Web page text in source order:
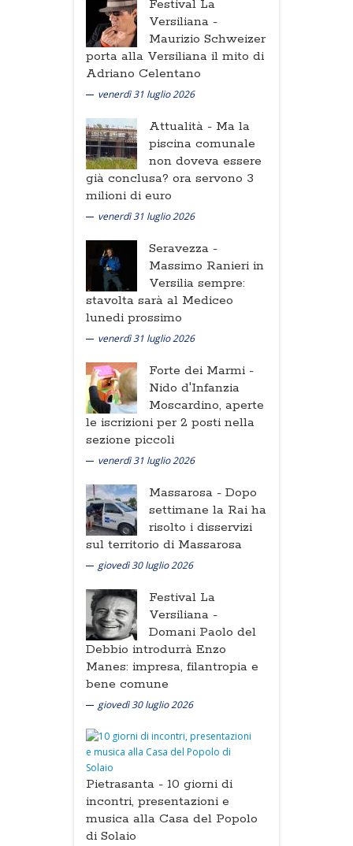
Festival La
Versiliana -
Maurizio Schweizer
porta alla Versiliana il mito di
Adriano Celentano
venerdì 31 luglio 2026
Attualità - Ma la
piscina comunale
non doveva essere
già conclusa? ora servono 3
milioni di euro
venerdì 31 luglio 2026
Seravezza -
Massimo Ranieri in
Versilia sempre:
stavolta sarà al Mediceo
lunedi prossimo
venerdì 31 luglio 2026
Forte dei Marmi -
Nido d'Infanzia
Moscardino, aperte
le iscrizioni per 2 posti nella
sezione piccoli
venerdì 31 luglio 2026
Massarosa - Dopo
settimane la Rai ha
risolto i disservizi
sul territorio di Massarosa
giovedì 30 luglio 2026
Festival La
Versiliana -
Domani Paolo del
Debbio introdurrà Enzo
Manes: impresa, filantropia e
bene comune
giovedì 30 luglio 2026
Pietrasanta - 10 giorni di
incontri, presentazioni e
musica alla Casa del Popolo
di Solaio